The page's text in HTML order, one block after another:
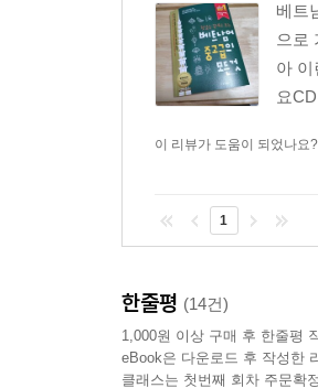
베트
으로
아
요
이 리뷰가 도움이 되었나요?
1
한줄평 (14건)
1,000원 이상 구매 후 한줄평
eBook은 다운로드 후 작성한
클래스는 첫번째 회차 주문확